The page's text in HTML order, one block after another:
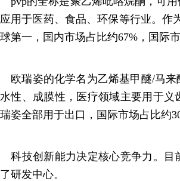
应用于医药、食品、环保等行业。作
球第一，国内市场占比约67%，国际市
欧瑞姿的化学名为乙烯基甲醚/马来
水性、成膜性，医疗领域主要用于
瑞姿全部用于出口，国际市场占比约
科技创新能力决定核心竞争力。目
了研发中心。